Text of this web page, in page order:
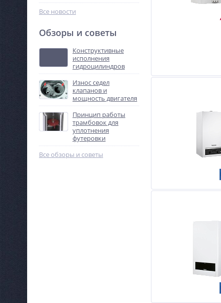
Все новости
Обзоры и советы
Конструктивные
исполнения
гидроцилиндров
Износ седел
клапанов и
мощность двигателя
Принцип работы
трамбовок для
уплотнения
футеровки
Все обзоры и советы